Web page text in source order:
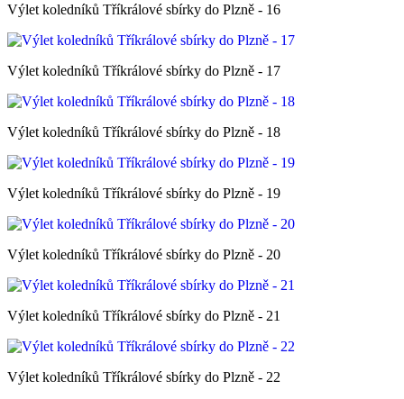
Výlet koledníků Tříkrálové sbírky do Plzně - 16
Výlet koledníků Tříkrálové sbírky do Plzně - 17
Výlet koledníků Tříkrálové sbírky do Plzně - 18
Výlet koledníků Tříkrálové sbírky do Plzně - 19
Výlet koledníků Tříkrálové sbírky do Plzně - 20
Výlet koledníků Tříkrálové sbírky do Plzně - 21
Výlet koledníků Tříkrálové sbírky do Plzně - 22